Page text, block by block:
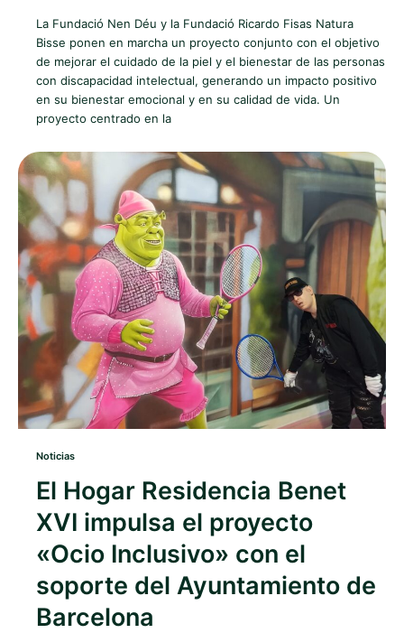
La Fundació Nen Déu y la Fundació Ricardo Fisas Natura
Bisse ponen en marcha un proyecto conjunto con el objetivo
de mejorar el cuidado de la piel y el bienestar de las personas
con discapacidad intelectual, generando un impacto positivo
en su bienestar emocional y en su calidad de vida. Un
proyecto centrado en la
Noticias
El Hogar Residencia Benet
XVI impulsa el proyecto
«Ocio Inclusivo» con el
soporte del Ayuntamiento de
Barcelona